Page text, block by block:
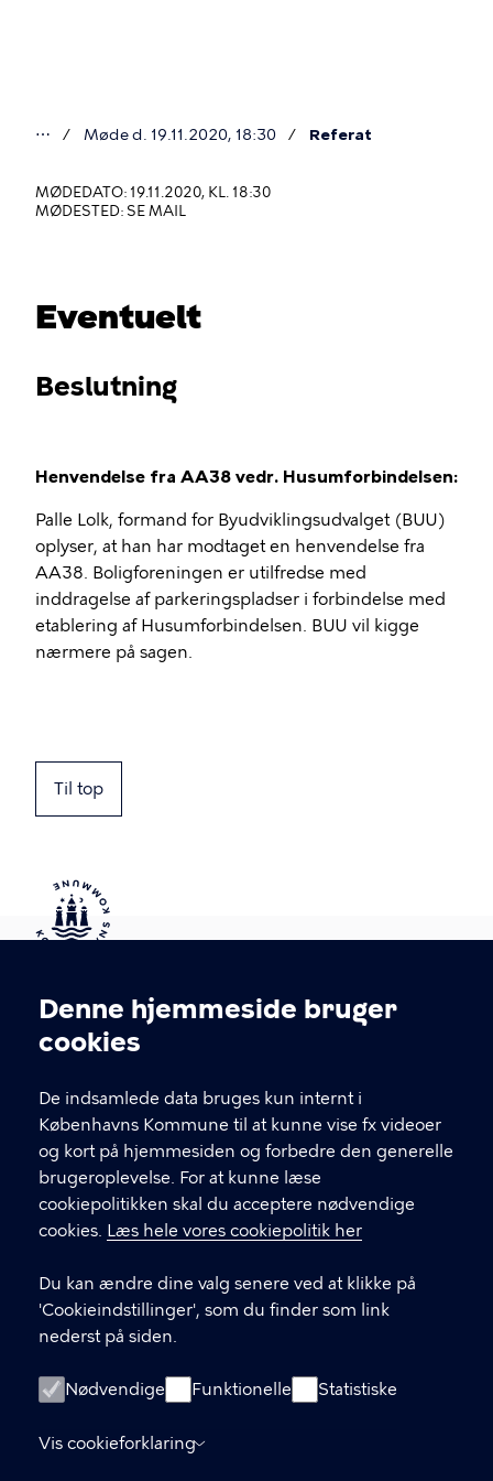
Cookieindstillinger
Denne hjemmeside bruger
cookies
De indsamlede data bruges kun internt i
Københavns Kommune til at kunne vise fx videoer
og kort på hjemmesiden og forbedre den generelle
brugeroplevelse. For at kunne læse
cookiepolitikken skal du acceptere nødvendige
cookies. Læs hele vores cookiepolitik her
Du kan ændre dine valg senere ved at klikke på
'Cookieindstillinger', som du finder som link
nederst på siden.
Nødvendige Funktionelle Statistiske
Vis cookieforklaring
er
her
⋯ Møde d. 19.11.2020, 18:30 Referat
MØDEDATO: 19.11.2020, KL. 18:30
MØDESTED: SE MAIL
Eventuelt
Beslutning
Henvendelse fra AA38 vedr. Husumforbindelsen:
Palle Lolk, formand for Byudviklingsudvalget (BUU)
oplyser, at han har modtaget en henvendelse fra
AA38. Boligforeningen er utilfredse med
inddragelse af parkeringspladser i forbindelse med
etablering af Husumforbindelsen. BUU vil kigge
nærmere på sagen.
Til top
Kontakt Københavns Kommune
T
fFind andre kontakter her
CVR-nummer64942212
GENVEJE
Digital Post
Databeskyttelse
Tilgængelighedserklæring
Om hjemmesiden